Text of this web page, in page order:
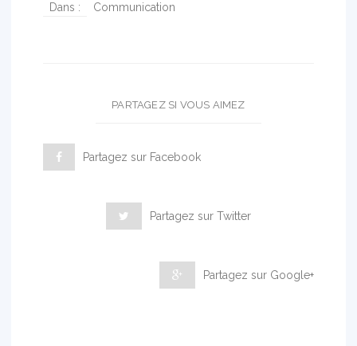
Dans :
Communication
PARTAGEZ SI VOUS AIMEZ
Partagez sur Facebook
Partagez sur Twitter
Partagez sur Google+